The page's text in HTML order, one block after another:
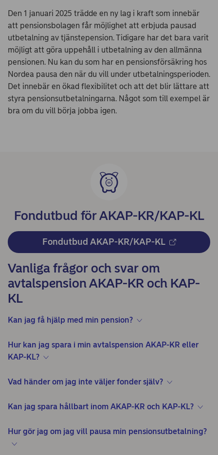
Den 1 januari 2025 trädde en ny lag i kraft som innebär
att pensionsbolagen får möjlighet att erbjuda pausad
utbetalning av tjänstepension. Tidigare har det bara varit
möjligt att göra uppehåll i utbetalning av den allmänna
pensionen. Nu kan du som har en pensionsförsäkring hos
Nordea pausa den när du vill under utbetalningsperioden.
Det innebär en ökad flexibilitet och att det blir lättare att
styra pensionsutbetalningarna. Något som till exempel är
bra om du vill börja jobba igen.
Fondutbud för AKAP-KR/KAP-KL
Fondutbud AKAP-KR/KAP-KL
Vanliga frågor och svar om
avtalspension AKAP-KR och KAP-
KL
Kan jag få hjälp med min pension?
Hur kan jag spara i min avtalspension AKAP-KR eller
KAP-KL?
Vad händer om jag inte väljer fonder själv?
Kan jag spara hållbart inom AKAP-KR och KAP-KL?
Hur gör jag om jag vill pausa min pensionsutbetalning?